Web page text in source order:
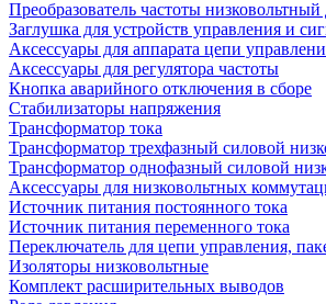
Преобразователь частоты
Заглушка для устройств управления и
Аксессуары для аппарата цепи
Аксессуары для регулятора частоты
Кнопка аварийного отключения в сборе
Стабилизаторы напряжения
Трансформатор тока
Трансформатор трехфазный силовой
Трансформатор однофазный силовой
Аксессуары для низковольтных
Источник питания постоянного тока
Источник питания переменного тока
Переключатель для цепи управления,
Изоляторы низковольтные
Комплект расширительных выводов